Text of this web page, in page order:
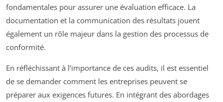
fondamentales pour assurer une évaluation efficace. La
documentation et la communication des résultats jouent
également un rôle majeur dans la gestion des processus de
conformité.
En réfléchissant à l’importance de ces audits, il est essentiel
de se demander comment les entreprises peuvent se
préparer aux exigences futures. En intégrant des abordages